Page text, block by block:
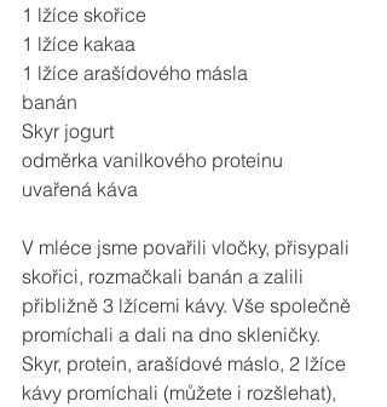
1 lžíce skořice
1 lžíce kakaa
1 lžíce arašídového másla
banán
Skyr jogurt
odměrka vanilkového proteinu
uvařená káva
V mléce jsme povařili vločky, přisypali
skořici, rozmačkali banán a zalili
přibližně 3 lžícemi kávy. Vše společně
promíchali a dali na dno skleničky.
Skyr, protein, arašídové máslo, 2 lžíce
kávy promíchali (můžete i rozšlehat),